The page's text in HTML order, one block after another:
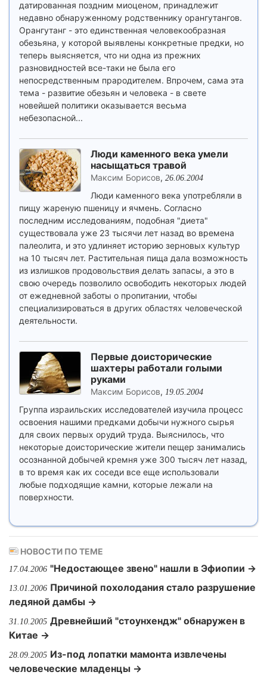
датированная поздним миоценом, принадлежит
недавно обнаруженному родственнику орангутангов.
Орангутанг - это единственная человекообразная
обезьяна, у которой выявлены конкретные предки, но
теперь выясняется, что ни одна из прежних
разновидностей все-таки не была его
непосредственным прародителем. Впрочем, сама эта
тема - развитие обезьян и человека - в свете
новейшей политики оказывается весьма
небезопасной...
Люди каменного века умели
насыщаться травой
Максим Борисов, 26.06.2004
Люди каменного века употребляли в
пищу жареную пшеницу и ячмень. Согласно
последним исследованиям, подобная "диета"
существовала уже 23 тысячи лет назад во времена
палеолита, и это удлиняет историю зерновых культур
на 10 тысяч лет. Растительная пища дала возможность
из излишков продовольствия делать запасы, а это в
свою очередь позволило освободить некоторых людей
от ежедневной заботы о пропитании, чтобы
специализироваться в других областях человеческой
деятельности.
Первые доисторические
шахтеры работали голыми
руками
Максим Борисов, 19.05.2004
Группа израильских исследователей изучила процесс
освоения нашими предками добычи нужного сырья
для своих первых орудий труда. Выяснилось, что
некоторые доисторические жители пещер занимались
осознанной добычей кремня уже 300 тысяч лет назад,
в то время как их соседи все еще использовали
любые подходящие камни, которые лежали на
поверхности.
НОВОСТИ ПО ТЕМЕ
17.04.2006 "Недостающее звено" нашли в Эфиопии →
13.01.2006 Причиной похолодания стало разрушение
ледяной дамбы →
31.10.2005 Древнейший "стоунхендж" обнаружен в
Китае →
28.09.2005 Из-под лопатки мамонта извлечены
человеческие младенцы →